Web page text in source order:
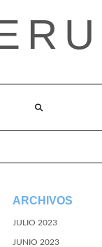
ARCHIVOS
JULIO 2023
JUNIO 2023